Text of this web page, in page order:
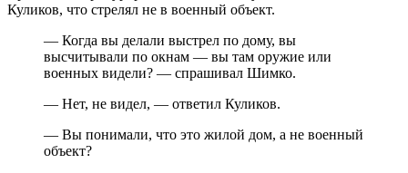
Куликов, что стрелял не в военный объект.
— Когда вы делали выстрел по дому, вы
высчитывали по окнам — вы там оружие или
военных видели? — спрашивал Шимко.
— Нет, не видел, — ответил Куликов.
— Вы понимали, что это жилой дом, а не военный
объект?